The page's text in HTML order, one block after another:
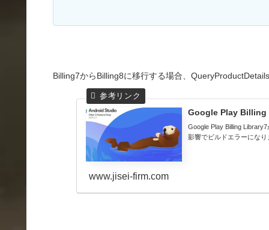
Billing7からBilling8に移行する場合、
Google Play Billing
Google Play Billing
影響でビルドエラーにな
www.jisei-firm.com